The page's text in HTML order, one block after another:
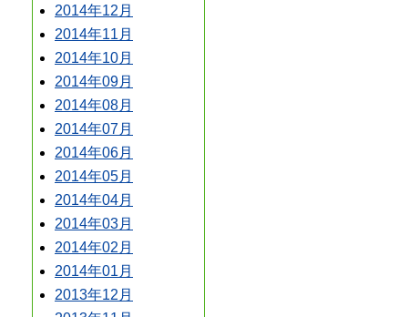
2014年12月
2014年11月
2014年10月
2014年09月
2014年08月
2014年07月
2014年06月
2014年05月
2014年04月
2014年03月
2014年02月
2014年01月
2013年12月